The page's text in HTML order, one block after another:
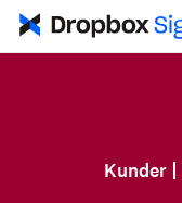
Kunder